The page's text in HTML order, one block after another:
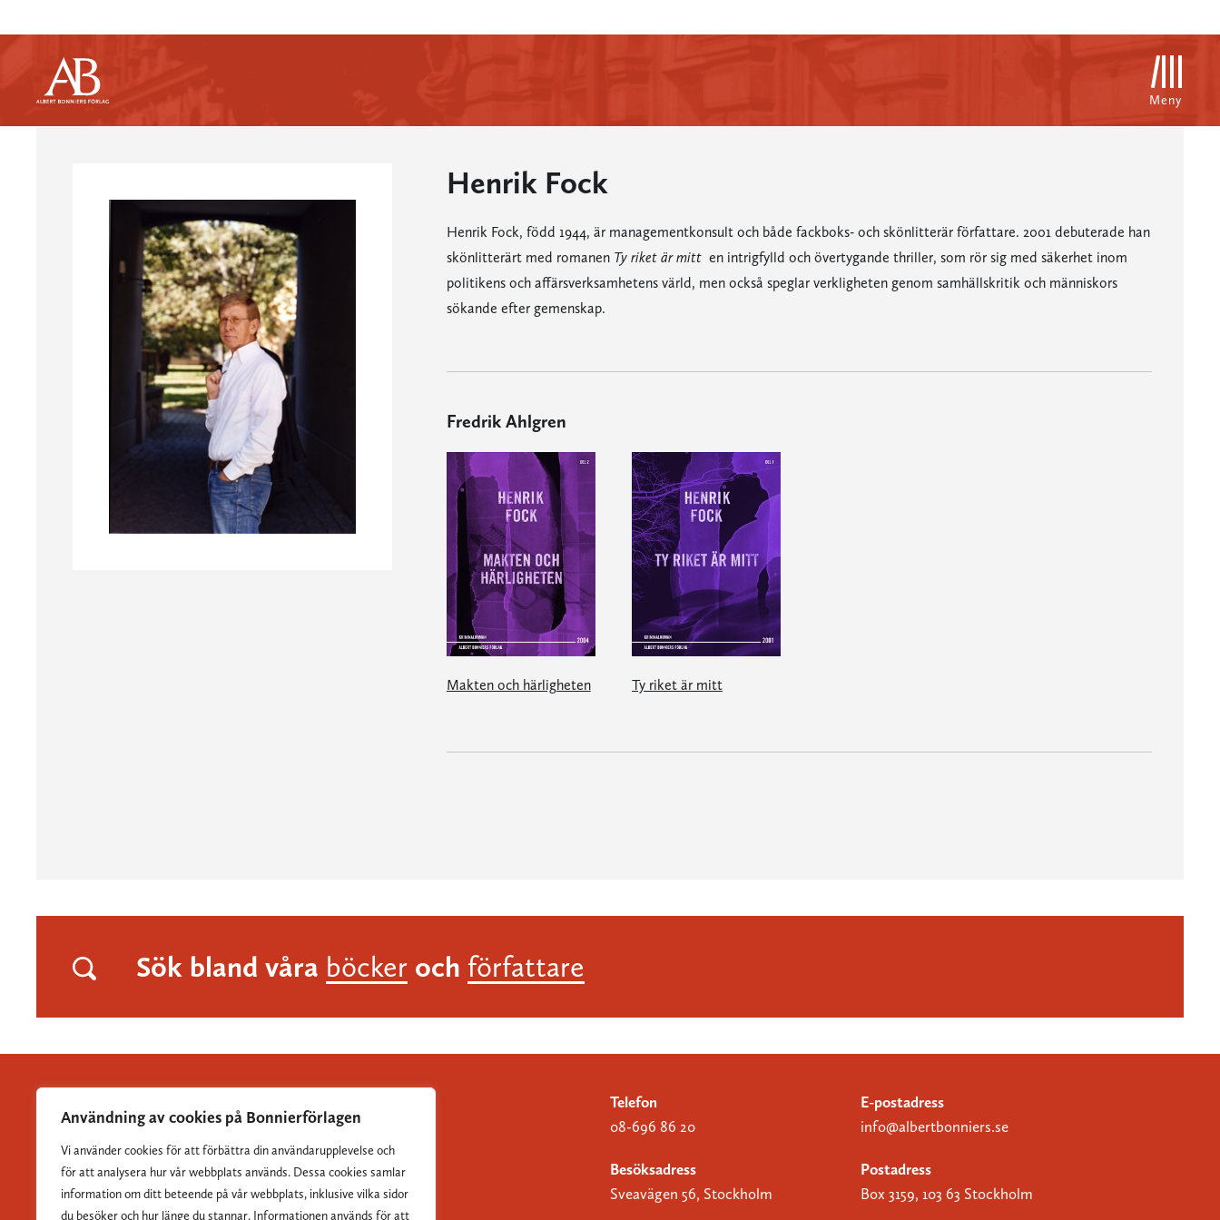
Användning av cookies på Bonnierförlagen
Vi använder cookies för att förbättra din användarupplevelse och
för att analysera hur vår webbplats används. Dessa cookies samlar
information om ditt beteende på vår webbplats, inklusive vilka sidor
du besöker och hur länge du stannar. Informationen används för att
Meny
Henrik Fock
Henrik Fock, född 1944, är managementkonsult och både fackboks- och skönlitterär författare. 2001 debuterade han
skönlitterärt med romanen Ty riket är mitt  en intrigfylld och övertygande thriller, som rör sig med säkerhet inom
politikens och affärsverksamhetens värld, men också speglar verkligheten genom samhällskritik och människors
sökande efter gemenskap.
Fredrik Ahlgren
Makten och härligheten Ty riket är mitt
Sök bland våra böcker och författare
Albert Bonniers Förlag grundades 1837 och är Sveriges
största skönlitterära förlag.
Telefon
08-696 86 20
E-postadress
info@albertbonniers.se
Besöksadress
Sveavägen 56, Stockholm
Postadress
Box 3159, 103 63 Stockholm